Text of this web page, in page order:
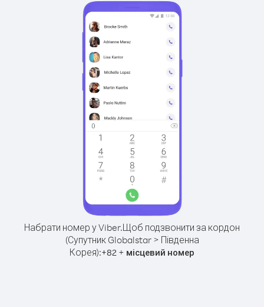
Набрати номер у Viber.Щоб подзвонити за кордон
(Супутник Globalstar > Південна
Корея):+82 + місцевий номер